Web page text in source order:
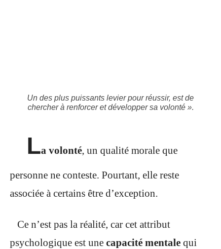
Un des plus puissants levier pour réussir, est de
chercher à renforcer et développer sa volonté ».
La volonté, un qualité morale que
personne ne conteste. Pourtant, elle reste
associée à certains être d’exception.
Ce n’est pas la réalité, car cet attribut
psychologique est une capacité mentale qui